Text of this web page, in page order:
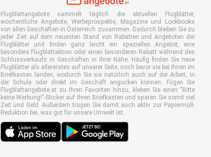
Flugblattangebote sammelt täglich die aktuellen Flugblätter,
wöchentliche Angebote, Werbeprospekte, Magazine und Lookbooks
von allen Geschäften in Österreich zusammen. Dadurch bleiben Sie zu
jeder Zeit auf dem neuesten Stand von Rabatten und Angeboten der
Flugblätter und finden ganz leicht ein spezielles Angebot, eine
besondere Flugblattaktion oder einen besonderen Rabatt während des
Schlussverkaufs in Geschäften in Ihrer Nähe. Häufig finden Sie neue
Flugblätter als allererstes auf unserer Seite, noch bevor sie bei Ihnen im
Briefkasten landen, wodurch Sie sie natürlich auch auf der Arbeit, in
der Schule oder direkt im Geschäft angucken können. Fügen Sie
Flugblattangebote.at zu Ihren Favoriten hinzu, kleben Sie einen "Bitte
keine Werbung!"-Sticker auf Ihren Briefkasten und sparen Sie somit viel
Zeit und Geld. Außerdem tragen Sie damit auch aktiv zur Papiermüll-
Reduktion bei, was gut für unsere Umwelt ist.